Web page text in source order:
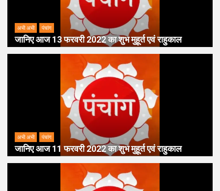
अभी अभी पंचांग
जानिए आज 13 फरवरी 2022 का शुभ मुहूर्त एवं राहुकाल
अभी अभी पंचांग
जानिए आज 11 फरवरी 2022 का शुभ मुहूर्त एवं राहुकाल